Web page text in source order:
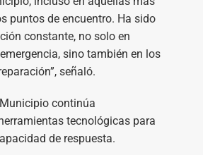
puntos de encuentro. Ha sido
constante, no solo en
sino también en los
señaló.
continúa
tecnológicas para
de respuesta.